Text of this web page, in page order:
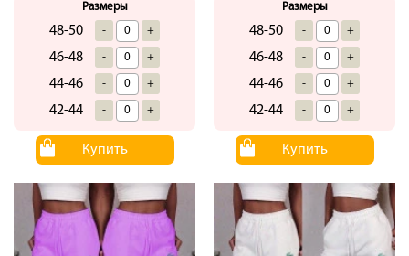
Размеры
48-50 - +
46-48 - +
44-46 - +
42-44 - +
Купить
Размеры
48-50 - +
46-48 - +
44-46 - +
42-44 - +
Купить